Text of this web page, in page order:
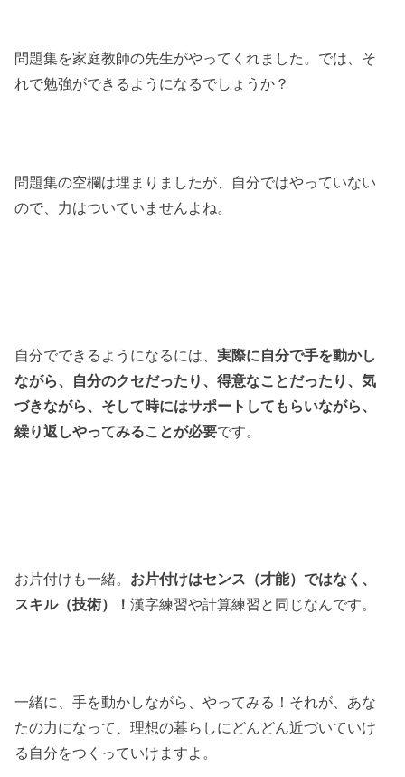
問題集を家庭教師の先生がやってくれました。では、そ
れで勉強ができるようになるでしょうか？
問題集の空欄は埋まりましたが、自分ではやっていない
ので、力はついていませんよね。
自分でできるようになるには、実際に自分で手を動かし
ながら、自分のクセだったり、得意なことだったり、気
づきながら、そして時にはサポートしてもらいながら、
繰り返しやってみることが必要です。
お片付けも一緒。 お片付けはセンス（才能）ではなく、
スキル（技術）！漢字練習や計算練習と同じなんです。
一緒に、手を動かしながら、やってみる！それが、あな
たの力になって、理想の暮らしにどんどん近づいていけ
る自分をつくっていけますよ。